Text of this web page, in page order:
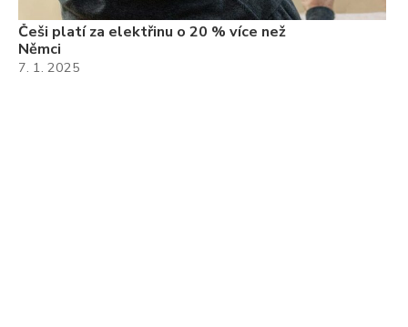
Češi platí za elektřinu o 20 % více než
Němci
7. 1. 2025